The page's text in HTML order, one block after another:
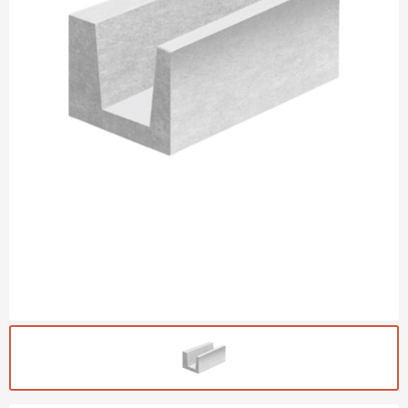
Газобетон (ЕвроАэроБетон)
ПЕРЕЙТИ
Газобетон Аэрок
ПЕРЕЙТИ
ПЕРЕЙТИ
Газосиликат
Газобетон ЛСР
Газобетон Poritep